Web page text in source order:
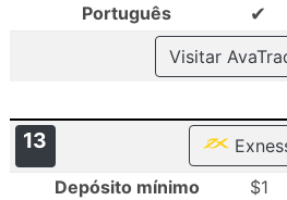
Português ✔
Visitar
13
Depósito mínimo
$1